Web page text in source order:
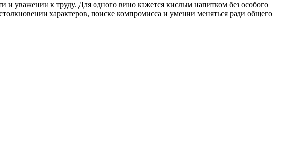
уважении к труду. Для одного вино кажется кислым напитком без особого
характеров, поиске компромисса и умении меняться ради общего